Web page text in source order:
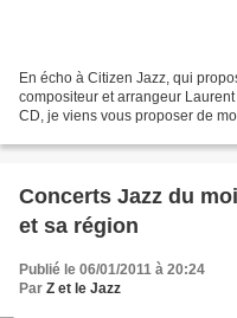
En écho à Citizen Jazz, qui
compositeur et arrangeur
CD, je viens vous proposer de
Concerts Jazz du
et sa région
Publié le 06/01/2011 à 20:24
Par Z et le Jazz